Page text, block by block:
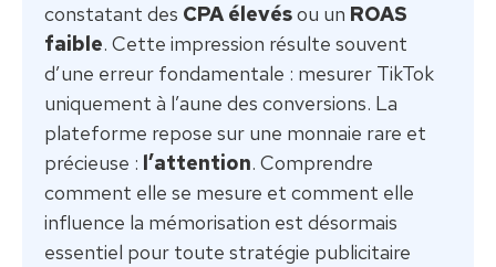
constatant des CPA élevésou un ROAS
faible. Cette impression résulte souvent
d’une erreur fondamentale : mesurer TikTok
uniquement à l’aune des conversions. La
plateforme repose sur une monnaie rare et
précieuse : l’attention. Comprendre
comment elle se mesure et comment elle
influence la mémorisation est désormais
essentiel pour toute stratégie publicitaire